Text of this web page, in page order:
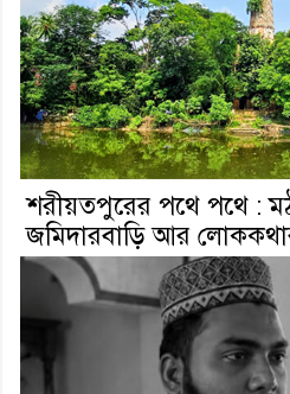
শরীয়তপুরের পথে পথে :
জমিদারবাড়ি আর